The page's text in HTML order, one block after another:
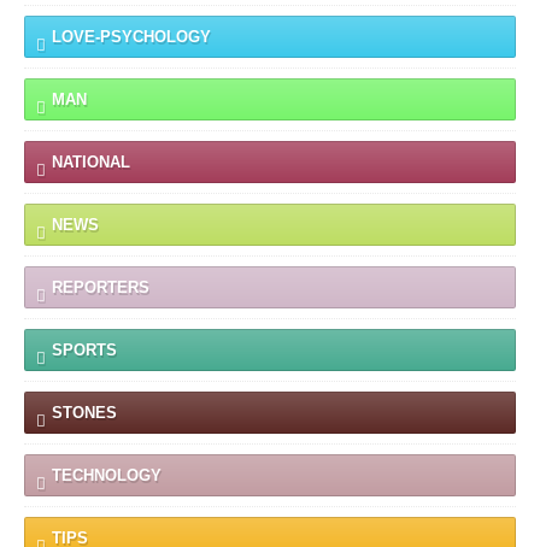
LOVE-PSYCHOLOGY
MAN
NATIONAL
NEWS
REPORTERS
SPORTS
STONES
TECHNOLOGY
TIPS